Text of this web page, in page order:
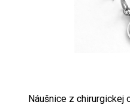
Náušnice z chirurgickej